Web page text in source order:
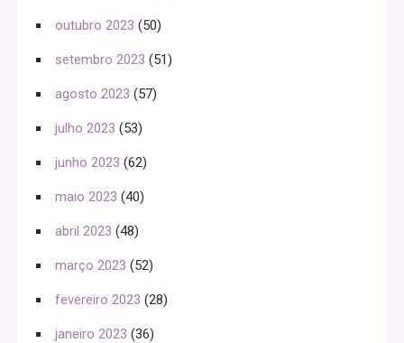
outubro 2023 (50)
setembro 2023 (51)
agosto 2023 (57)
julho 2023 (53)
junho 2023 (62)
maio 2023 (40)
abril 2023 (48)
março 2023 (52)
fevereiro 2023 (28)
janeiro 2023 (36)